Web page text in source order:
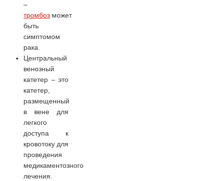
–
тромбоз может
быть
симптомом
рака.
Центральный
венозный
катетер – это
катетер,
размещенный
в вене для
легкого
доступа к
кровотоку для
проведения
медикаментозного
лечения.